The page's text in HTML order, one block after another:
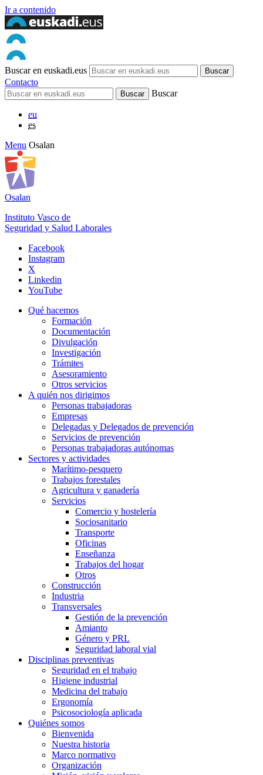
Ir a contenido
Buscar en euskadi.eus
Contacto
Buscar
eu
es
Menu Osalan
Osalan
Instituto Vasco de
Seguridad y Salud Laborales
Facebook
Instagram
X
Linkedin
YouTube
Qué hacemos
Formación
Documentación
Divulgación
Investigación
Trámites
Asesoramiento
Otros servicios
A quién nos dirigimos
Personas trabajadoras
Empresas
Delegadas y Delegados de prevención
Servicios de prevención
Personas trabajadoras autónomas
Sectores y actividades
Marítimo-pesquero
Trabajos forestales
Agricultura y ganadería
Servicios
Comercio y hostelería
Sociosanitario
Transporte
Oficinas
Enseñanza
Trabajos del hogar
Otros
Construcción
Industria
Transversales
Gestión de la prevención
Amianto
Género y PRL
Seguridad laboral vial
Disciplinas preventivas
Seguridad en el trabajo
Higiene industrial
Medicina del trabajo
Ergonomía
Psicosociología aplicada
Quiénes somos
Bienvenida
Nuestra historia
Marco normativo
Organización